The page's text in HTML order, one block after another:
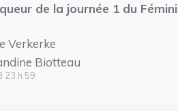
de la journée 1 du
Verkerke
Biotteau
23 h 59